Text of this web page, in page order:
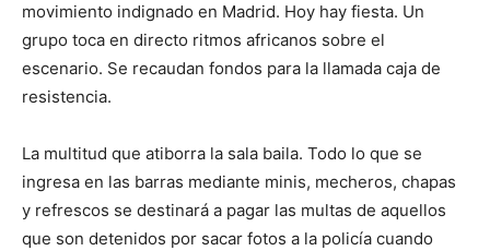
movimiento indignado en Madrid. Hoy hay fiesta. Un
grupo toca en directo ritmos africanos sobre el
escenario. Se recaudan fondos para la llamada caja de
resistencia.
La multitud que atiborra la sala baila. Todo lo que se
ingresa en las barras mediante minis, mecheros, chapas
y refrescos se destinará a pagar las multas de aquellos
que son detenidos por sacar fotos a la policía cuando